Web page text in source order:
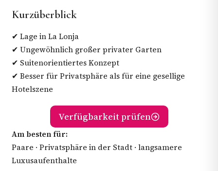
Kurzüberblick
✔ Lage in La Lonja
✔ Ungewöhnlich großer privater Garten
✔ Suitenorientiertes Konzept
✔ Besser für Privatsphäre als für eine gesellige
Hotelszene
Verfügbarkeit prüfen
Am besten für:
Paare · Privatsphäre in der Stadt · langsamere
Luxusaufenthalte